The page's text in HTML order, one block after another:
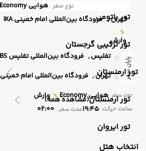
تور باتومی
تور ترکیبی گرجستان
تور ارمنستان
تور ارمنستان(مشاهده همه)
تور ایروان
نوع سفر : هوایی
تهران , فرودگاه بین‌المللی امام خمینی IKA
وارش
پایان سفر تفلیس , فرودگاه بین‌المللی تفلیس TBS
تهران , فرودگاه بین‌المللی امام خمینی IKA
نوع سفر :هواییEconomy وارش
ساعت حرکت :19:45مدت سفر : 02:00
انتخاب هتل